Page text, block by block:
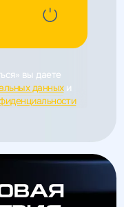
вы даете
данныхи